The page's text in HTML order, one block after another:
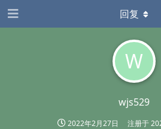
W
wjs529
2022年2月27日 注册于
回复